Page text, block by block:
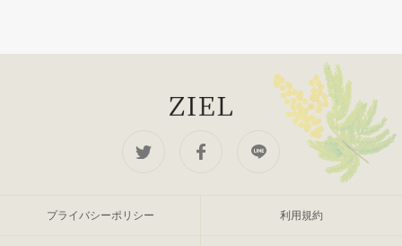
プライバシーポリシー 利用規約